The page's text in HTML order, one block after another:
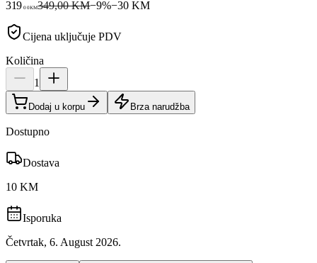
319 00KM349,00 KM−9%−30 KM
Cijena uključuje PDV
Količina
1
Dodaj u korpu Brza narudžba
Dostupno
Dostava
10 KM
Isporuka
Četvrtak, 6. August 2026.